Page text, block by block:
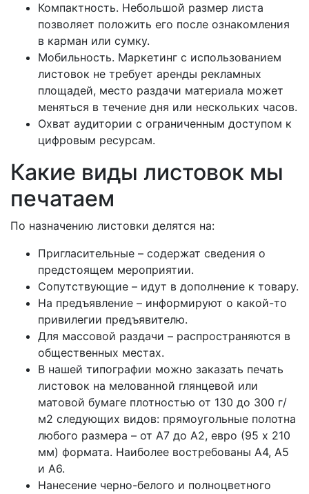
Компактность. Небольшой размер листа
позволяет положить его после ознакомления
в карман или сумку.
Мобильность. Маркетинг с использованием
листовок не требует аренды рекламных
площадей, место раздачи материала может
меняться в течение дня или нескольких часов.
Охват аудитории с ограниченным доступом к
цифровым ресурсам.
Какие виды листовок мы
печатаем
По назначению листовки делятся на:
Пригласительные – содержат сведения о
предстоящем мероприятии.
Сопутствующие – идут в дополнение к товару.
На предъявление – информируют о какой-то
привилегии предъявителю.
Для массовой раздачи – распространяются в
общественных местах.
В нашей типографии можно заказать печать
листовок на мелованной глянцевой или
матовой бумаге плотностью от 130 до 300 г/
м2 следующих видов: прямоугольные полотна
любого размера – от А7 до А2, евро (95 х 210
мм) формата. Наиболее востребованы А4, А5
и А6.
Нанесение черно-белого и полноцветного